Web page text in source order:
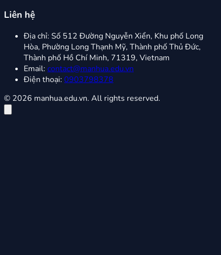
Liên hệ
Địa chỉ: Số 512 Đường Nguyễn Xiển, Khu phố Long
Hòa, Phường Long Thạnh Mỹ, Thành phố Thủ Đức,
Thành phố Hồ Chí Minh, 71319, Vietnam
Email: contact@manhua.edu.vn
Điện thoại: 0903798378
© 2026 manhua.edu.vn. All rights reserved.